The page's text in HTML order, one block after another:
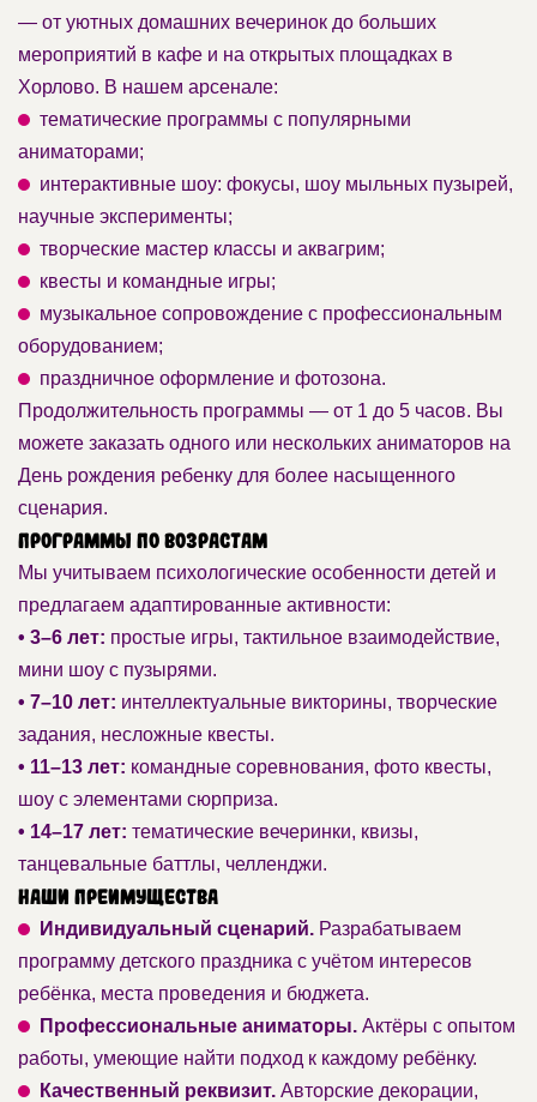
— от уютных домашних вечеринок до больших
мероприятий в кафе и на открытых площадках в
Хорлово. В нашем арсенале:
тематические программы с популярными
аниматорами;
интерактивные шоу: фокусы, шоу мыльных пузырей,
научные эксперименты;
творческие мастер классы и аквагрим;
квесты и командные игры;
музыкальное сопровождение с профессиональным
оборудованием;
праздничное оформление и фотозона.
Продолжительность программы — от 1 до 5 часов. Вы
можете заказать одного или нескольких аниматоров на
День рождения ребенку для более насыщенного
сценария.
Программы по возрастам
Мы учитываем психологические особенности детей и
предлагаем адаптированные активности:
• 3–6 лет: простые игры, тактильное взаимодействие,
мини шоу с пузырями.
• 7–10 лет: интеллектуальные викторины, творческие
задания, несложные квесты.
• 11–13 лет: командные соревнования, фото квесты,
шоу с элементами сюрприза.
• 14–17 лет: тематические вечеринки, квизы,
танцевальные баттлы, челленджи.
Наши преимущества
Индивидуальный сценарий. Разрабатываем
программу детского праздника с учётом интересов
ребёнка, места проведения и бюджета.
Профессиональные аниматоры. Актёры с опытом
работы, умеющие найти подход к каждому ребёнку.
Качественный реквизит. Авторские декорации,